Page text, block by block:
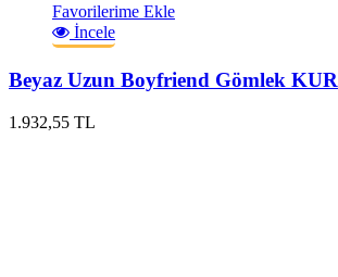
Favorilerime Ekle
İncele
Beyaz Uzun Boyfriend Gömlek KUR
1.932,55 TL